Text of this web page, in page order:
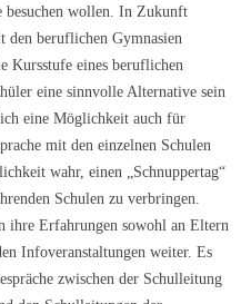
besuchen wollen. In Zukunft
beruflichen Gymnasien
Kursstufe eines beruflichen
eine sinnvolle Alternative sein
eine Möglichkeit auch für
mit den einzelnen Schulen
wahr, einen „Schnuppertag“
Schulen zu verbringen.
ihre Erfahrungen sowohl an Eltern
Infoveranstaltungen weiter. Es
zwischen der Schulleitung